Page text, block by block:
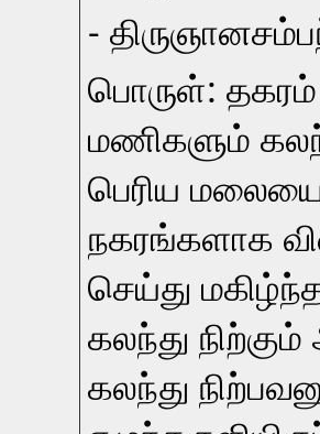
-
பொருள்:
மணிகளும்
பெரிய
நகரங்களாக
செய்து
கலந்து
கலந்து